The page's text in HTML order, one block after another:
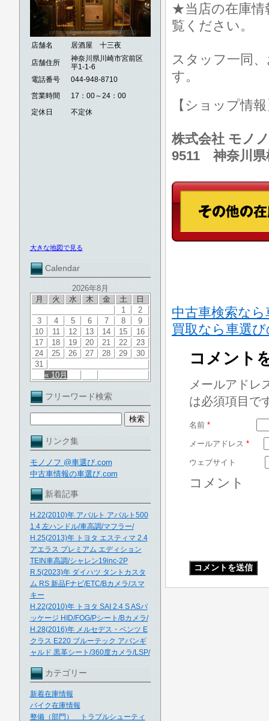
店舗名 居酒屋 十三夜
店舗住所
神奈川県川崎市宮前区
平1-1-6
電話番号
044-948-8710
営業時間
17：00～24：00
定休日
不定休
大きな地図で見る
Calendar
2026年8月
月
火 水 木 金 土 日
« 10月
1
2
3
4 5 6 7 8
9
10
11 12 13 14 15
16
17
18 19 20 21 22
23
24
25 26 27 28 29
30
31
フリーワード検索
リンク集
モノノフ @車選び.com
中古車情報の車選び.com
新着記事
H.22(2010)年 アバルト アバルト500
1.4 左ハンドル/車高調/マフラー/
H.25(2013)年 トヨタ エスティマ 2.4
アエラス プレミアム エディション
TEIN車高調/シャレン19inc-2P
R.5(2023)年 ダイハツ タントカスタ
ム RS 新品Fナビ/ETC/Bカメラ/スマ
キー
H.22(2010)年 トヨタ SAI 2.4 S ASパ
ッケージ HID/FOG/Pシート/Bカメラ/
H.28(2016)年 メルセデス・ベンツ E
クラス E220 ブルーテック アバンギ
ャルド 黒革シート/360度カメラ/LSP/
カテゴリー
新着在庫情報
バイク在庫情報
整備（部門） トラブルシューティ
★当店の在庫情
覧ください。
スタッフ一同
す。
【ショップ情
株式会社 モノ
9511 神奈川県
中古車検索な
買取なら車選
コメント
メールアドレ
は必須項目で
名前 *
メールアドレス *
ウェブサイト
コメント